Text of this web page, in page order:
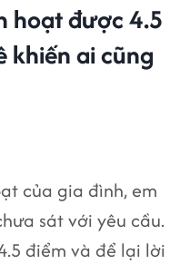
hoạt được 4.5
khiến ai cũng
của gia đình, em
sát với yêu cầu.
điểm và để lại lời